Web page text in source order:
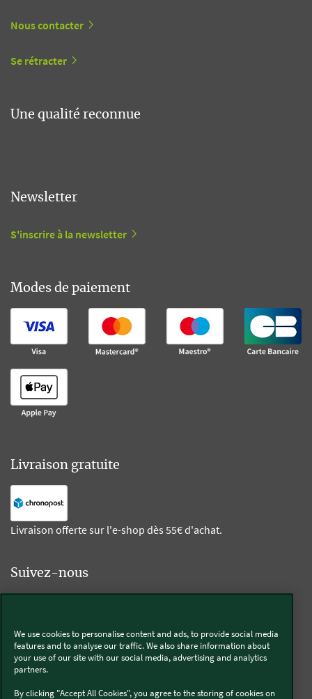
Nous contacter
Se rétracter
Une qualité reconnue
Newsletter
S'inscrire à la newsletter
Modes de paiement
Livraison gratuite
Livraison offerte sur l'e-shop dès 55€ d'achat.
Suivez-nous
Thermomix®
We use cookies to personalise content and ads, to provide social media
features and to analyse our traffic. We also share information about
your use of our site with our social media, advertising and analytics
partners.
By clicking "Accept All Cookies", you agree to the storing of cookies on